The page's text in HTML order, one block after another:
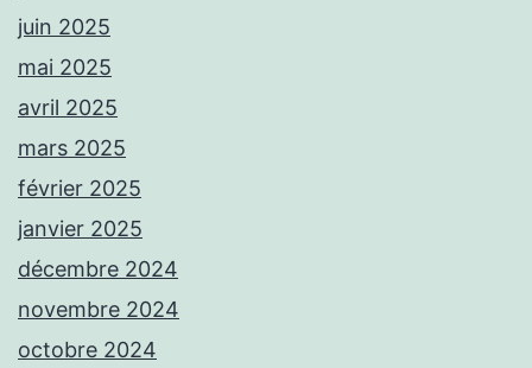
juin 2025
mai 2025
avril 2025
mars 2025
février 2025
janvier 2025
décembre 2024
novembre 2024
octobre 2024